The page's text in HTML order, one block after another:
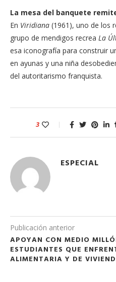
La mesa del banquete
En Viridiana (1961), uno de los
grupo de mendigos recrea La
esa iconografía para construir
en ayunas y una niña
del autoritarismo franquista.
3
ESPECIAL
Publicación anterior
APOYAN CON MEDIO
ESTUDIANTES QUE
ALIMENTARIA Y DE